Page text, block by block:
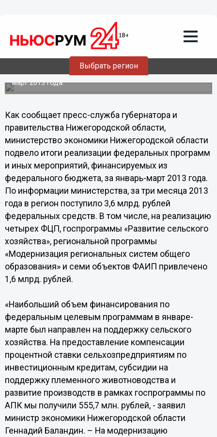
Выбрать регион
В Нижегородскую область в 2013 году
ожидается привлечь 13,2 млрд. рублей
федеральных средств, - Баландин
Региональное минэкономики подвело итоги реализации
федеральных программ и иных мероприятий,
финансируемых из федерального бюджета, за январь-
март 2013 года.
Как сообщает пресс-служба губернатора и
правительства Нижегородской области,
министерство экономики Нижегородской области
подвело итоги реализации федеральных программ
и иных мероприятий, финансируемых из
федерального бюджета, за январь-март 2013 года.
По информации министерства, за три месяца 2013
года в регион поступило 3,6 млрд. рублей
федеральных средств. В том числе, на реализацию
четырех ФЦП, госпрограммы «Развитие сельского
хозяйства», региональной программы
«Модернизация региональных систем общего
образования» и семи объектов ФАИП привлечено
1,6 млрд. рублей.
«Наибольший объем финансирования по
федеральным целевым программам в январе-
марте был направлен на поддержку сельского
хозяйства. На предоставление компенсации
процентной ставки сельхозпредприятиям по
инвестиционным кредитам, субсидии на
поддержку племенного животноводства и
развитие производств в рамках госпрограммы по
АПК мы получили 555,7 млн. рублей, - заявил
министр экономики Нижегородской области
Геннадий Баландин. – На модернизацию